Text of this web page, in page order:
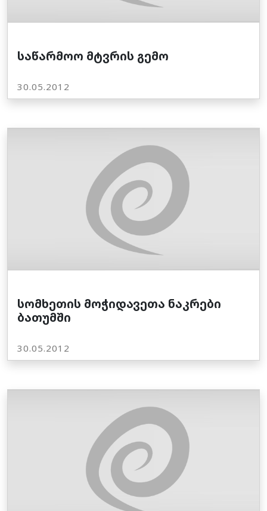
საწარმოო მტვრის გემო
30.05.2012
სომხეთის მოჭიდავეთა ნაკრები
ბათუმში
30.05.2012